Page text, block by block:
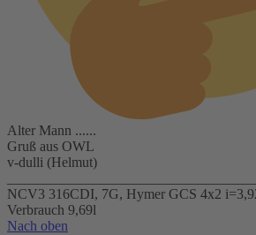
Alter Mann ......
Gruß aus OWL
v-dulli (Helmut)
NCV3 316CDI, 7G, Hymer GCS 4x2
Verbrauch 9,69l
Nach oben